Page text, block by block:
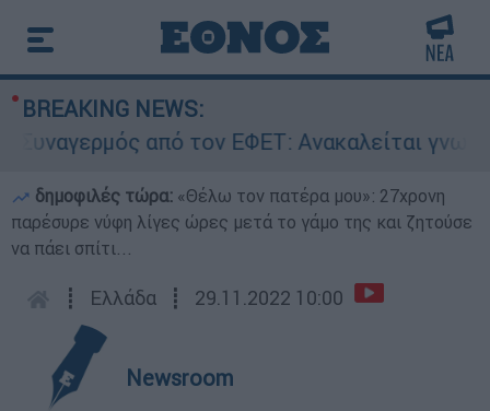
BREAKING NEWS:
από τον ΕΦΕΤ: Ανακαλείται γνωστή
δημοφιλές τώρα: «Θέλω τον πατέρα μου»: 27χρονη
παρέσυρε νύφη λίγες ώρες μετά το γάμο της και ζητούσε
να πάει σπίτι...
┋ Ελλάδα ┋ 29.11.2022 10:00
Newsroom